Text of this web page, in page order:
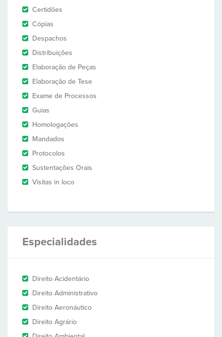
Certidões
Cópias
Despachos
Distribuições
Elaboração de Peças
Elaboração de Tese
Exame de Processos
Guias
Homologações
Mandados
Protocolos
Sustentações Orais
Visitas in loco
Especialidades
Direito Acidentário
Direito Administrativo
Direito Aeronáutico
Direito Agrário